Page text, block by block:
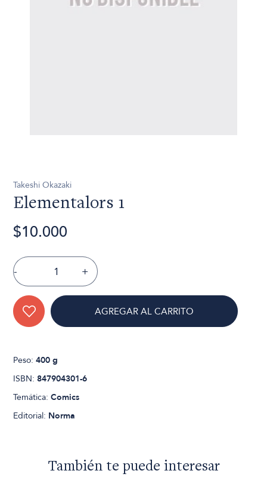
Takeshi Okazaki
Elementalors 1
$10.000
- +
AGREGAR AL CARRITO
Peso:400 g
ISBN:847904301-6
Temática:Comics
Editorial: Norma
También te puede interesar